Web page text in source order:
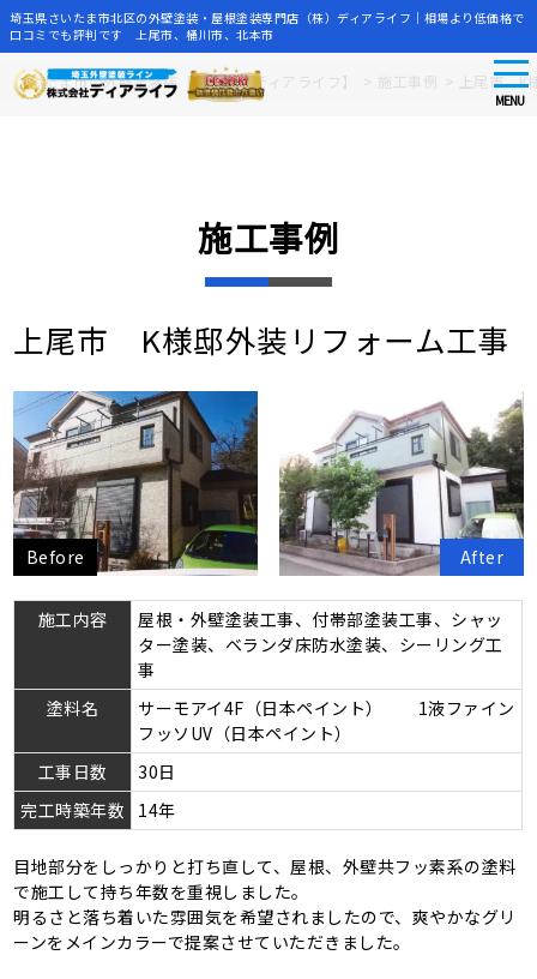
Skip
to
埼玉県さいたま市北区の外壁塗装・屋根塗装専門店（株）ディアライフ｜相場より低価格で
口コミでも評判です 上尾市、桶川市、北本市
MENU
さいたま市の外壁塗装店【株式会社ディアライフ】 施工事例 上尾市 K
施工事例
上尾市 K様邸外装リフォーム工事
Before After
施工内容
屋根・外壁塗装工事、付帯部塗装工事、シャッ
ター塗装、ベランダ床防水塗装、シーリング工
事
塗料名
サーモアイ4F（日本ペイント） 1液ファイン
フッソUV（日本ペイント）
工事日数
30日
完工時築年数
14年
目地部分をしっかりと打ち直して、屋根、外壁共フッ素系の塗料
で施工して持ち年数を重視しました。
明るさと落ち着いた雰囲気を希望されましたので、爽やかなグリ
ーンをメインカラーで提案させていただきました。